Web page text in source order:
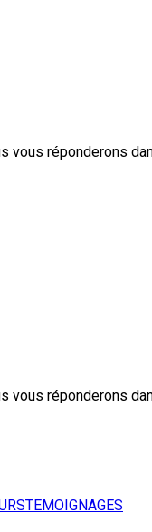
TEMOIGNAGES
vous réponderons
vous réponderons